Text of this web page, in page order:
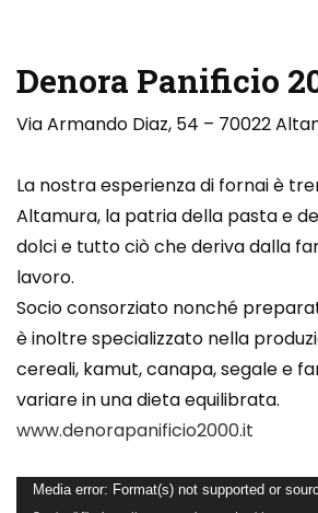
Denora Panificio
Via Armando Diaz, 54 – 70022
La nostra esperienza di fornai è
Altamura, la patria della pasta e
dolci e tutto ciò che deriva dalla
lavoro.
Socio consorziato nonché
è inoltre specializzato nella
cereali, kamut, canapa, segale e
variare in una dieta equilibrata.
www.denorapanificio2000.it
Video
Media error: Format(s) not supported or